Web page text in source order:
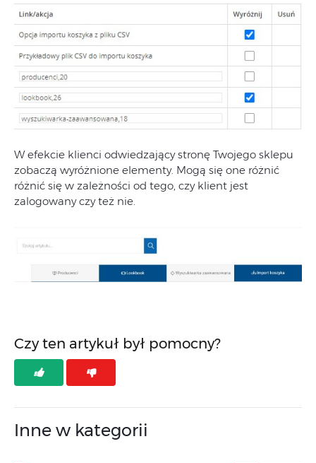
W efekcie klienci odwiedzający stronę Twojego sklepu
zobaczą wyróżnione elementy. Mogą się one różnić
różnić się w zależności od tego, czy klient jest
zalogowany czy też nie.
Czy ten artykuł był pomocny?
Inne w kategorii